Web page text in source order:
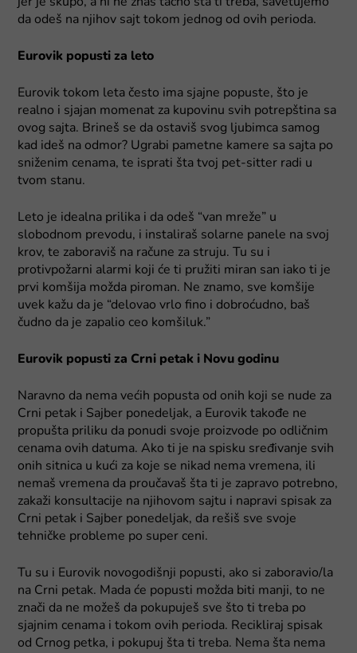
da odeš na njihov sajt tokom jednog od ovih perioda.
Eurovik popusti za leto
Eurovik tokom leta često ima sjajne popuste, što je
realno i sjajan momenat za kupovinu svih potrepština sa
ovog sajta. Brineš se da ostaviš svog ljubimca samog
kad ideš na odmor? Ugrabi pametne kamere sa sajta po
sniženim cenama, te isprati šta tvoj pet-sitter radi u
tvom stanu.
Leto je idealna prilika i da odeš “van mreže” u
slobodnom prevodu, i instaliraš solarne panele na svoj
krov, te zaboraviš na račune za struju. Tu su i
protivpožarni alarmi koji će ti pružiti miran san iako ti je
prvi komšija možda piroman. Ne znamo, sve komšije
uvek kažu da je “delovao vrlo fino i dobroćudno, baš
čudno da je zapalio ceo komšiluk.”
Eurovik popusti za Crni petak i Novu godinu
Naravno da nema većih popusta od onih koji se nude za
Crni petak i Sajber ponedeljak, a Eurovik takođe ne
propušta priliku da ponudi svoje proizvode po odličnim
cenama ovih datuma. Ako ti je na spisku sređivanje svih
onih sitnica u kući za koje se nikad nema vremena, ili
nemaš vremena da proučavaš šta ti je zapravo potrebno,
zakaži konsultacije na njihovom sajtu i napravi spisak za
Crni petak i Sajber ponedeljak, da rešiš sve svoje
tehničke probleme po super ceni.
Tu su i Eurovik novogodišnji popusti, ako si zaboravio/la
na Crni petak. Mada će popusti možda biti manji, to ne
znači da ne možeš da pokupuješ sve što ti treba po
sjajnim cenama i tokom ovih perioda. Recikliraj spisak
od Crnog petka, i pokupuj šta ti treba. Nema šta nema